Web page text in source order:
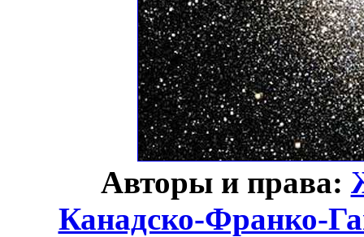
Авторы и права:
Канадско-Франко-